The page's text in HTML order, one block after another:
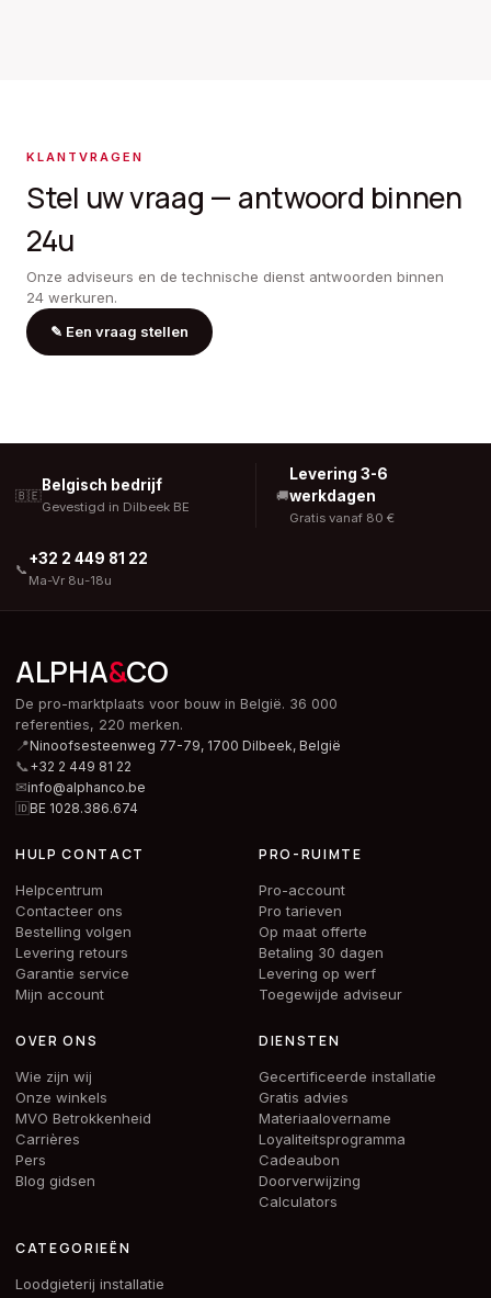
KLANTVRAGEN
Stel uw vraag — antwoord binnen
24u
Onze adviseurs en de technische dienst antwoorden binnen
24 werkuren.
✎ Een vraag stellen
🇧🇪
Belgisch bedrijf
Gevestigd in Dilbeek BE
🚚
Levering 3-6
werkdagen
Gratis vanaf 80 €
📞
+32 2 449 81 22
Ma-Vr 8u-18u
ALPHA&CO
De pro-marktplaats voor bouw in België. 36 000
referenties, 220 merken.
📍Ninoofsesteenweg 77-79, 1700 Dilbeek, België
📞+32 2 449 81 22
✉info@alphanco.be
🆔BE 1028.386.674
HULP CONTACT
Helpcentrum
Contacteer ons
Bestelling volgen
Levering retours
Garantie service
Mijn account
PRO-RUIMTE
Pro-account
Pro tarieven
Op maat offerte
Betaling 30 dagen
Levering op werf
Toegewijde adviseur
OVER ONS
Wie zijn wij
Onze winkels
MVO Betrokkenheid
Carrières
Pers
Blog gidsen
DIENSTEN
Gecertificeerde installatie
Gratis advies
Materiaalovername
Loyaliteitsprogramma
Cadeaubon
Doorverwijzing
Calculators
CATEGORIEËN
Loodgieterij installatie